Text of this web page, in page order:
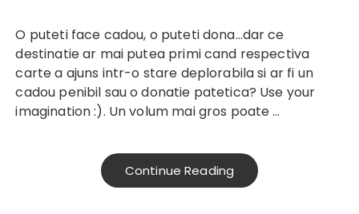
O puteti face cadou, o puteti dona…dar ce
destinatie ar mai putea primi cand respectiva
carte a ajuns intr-o stare deplorabila si ar fi un
cadou penibil sau o donatie patetica? Use your
imagination :). Un volum mai gros poate …
Continue Reading